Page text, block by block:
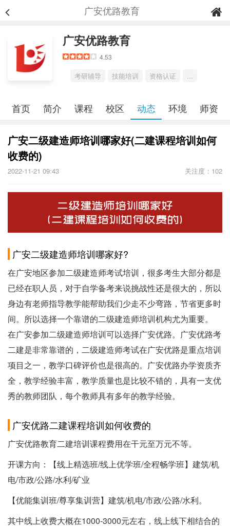
广安优路教育
广安优路教育
4.53
考研辅导 技能培训 资格认证 ...
首页 简介 课程 校区 动态 环境 师资
广安二级建造师培训哪家好(二建课程培训如何
收费的)
2022-11-21 09:43 关注度：102
广安二级建造师培训哪家好?
在广安地区参加二级建造师考试培训，很多考生大部分都是
已经在职人员，对于自学备考来说挑战性还是很大的，所以
身边有老师指导教学能帮助我们少走不少弯路，节省更多时
间。所以选择一个靠谱的二级建造师培训机构尤为重要。
在广安参加二级建造师培训可以选择广安优路。广安优路考
二建是非常靠谱的，二级建造师考试在广安优路是重点培训
项目之一，教学口碑评价也是很高的。广安优路办学资质齐
全，教学经验丰富，教学质量也是比较不错的，具有一支优
秀的教师团队，每个教师具有多年的教学经验。
广安优路二建课程培训如何收费的
广安优路教育二建培训课程费用在干元至万元不等。
开课方向：【线上精选班/线上优学班/全程畅学班】建筑/机
电/市政/公路/水利/矿业
【优能集训班/尊享集训营】建筑/机电/市政/公路/水利。
其中线上收费大概在1000-3000元左右，线上线下相结合的